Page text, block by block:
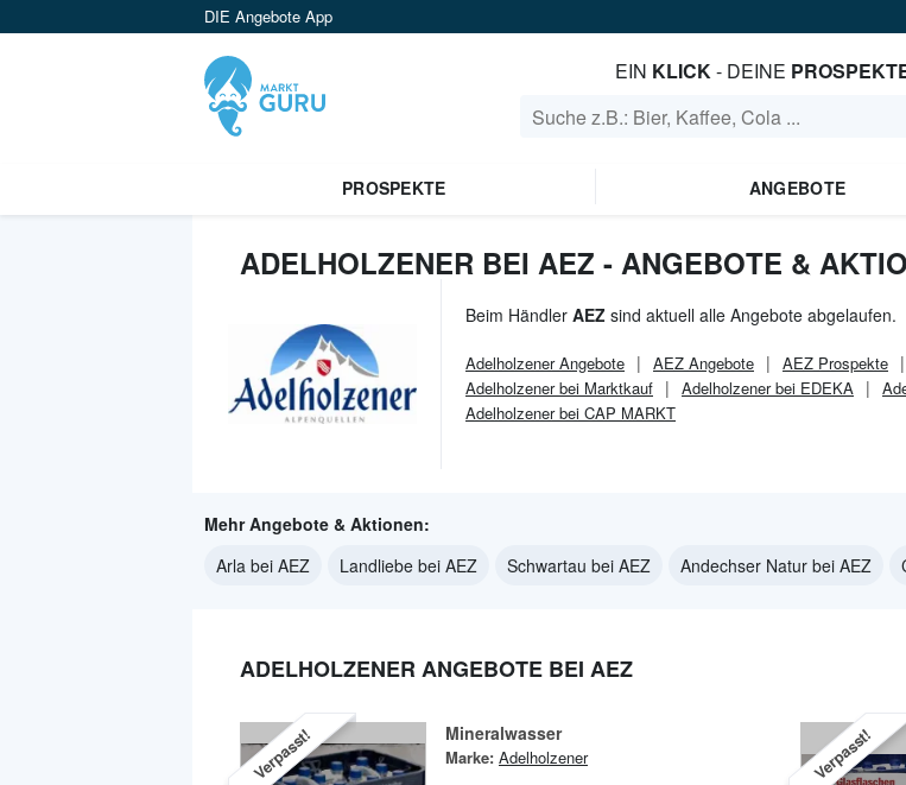
DIE Angebote App
EIN KLICK- DEINE
PROSPEKTE ANGEBOTE
ADELHOLZENER BEI AEZ - ANGEBOTE &
Beim Händler AEZ sind aktuell alle Angebote abgelaufen.
AdelholzenerAngebote AEZ Angebote AEZ Prospekte
Adelholzener bei Marktkauf
Adelholzener bei EDEKA
Adelholzener bei CAP MARKT
Mehr Angebote & Aktionen:
Arla bei AEZ
Landliebe bei AEZ Schwartau bei AEZ Andechser Natur bei AEZ
ADELHOLZENER ANGEBOTE BEI AEZ
Verpasst! Mineralwasser
Marke: Adelholzener Verpasst!